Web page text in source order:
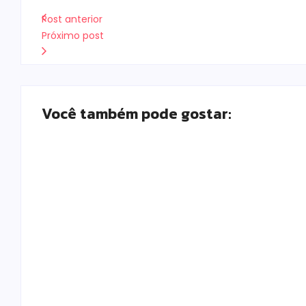
Post anterior
Próximo post
Você também pode gostar: